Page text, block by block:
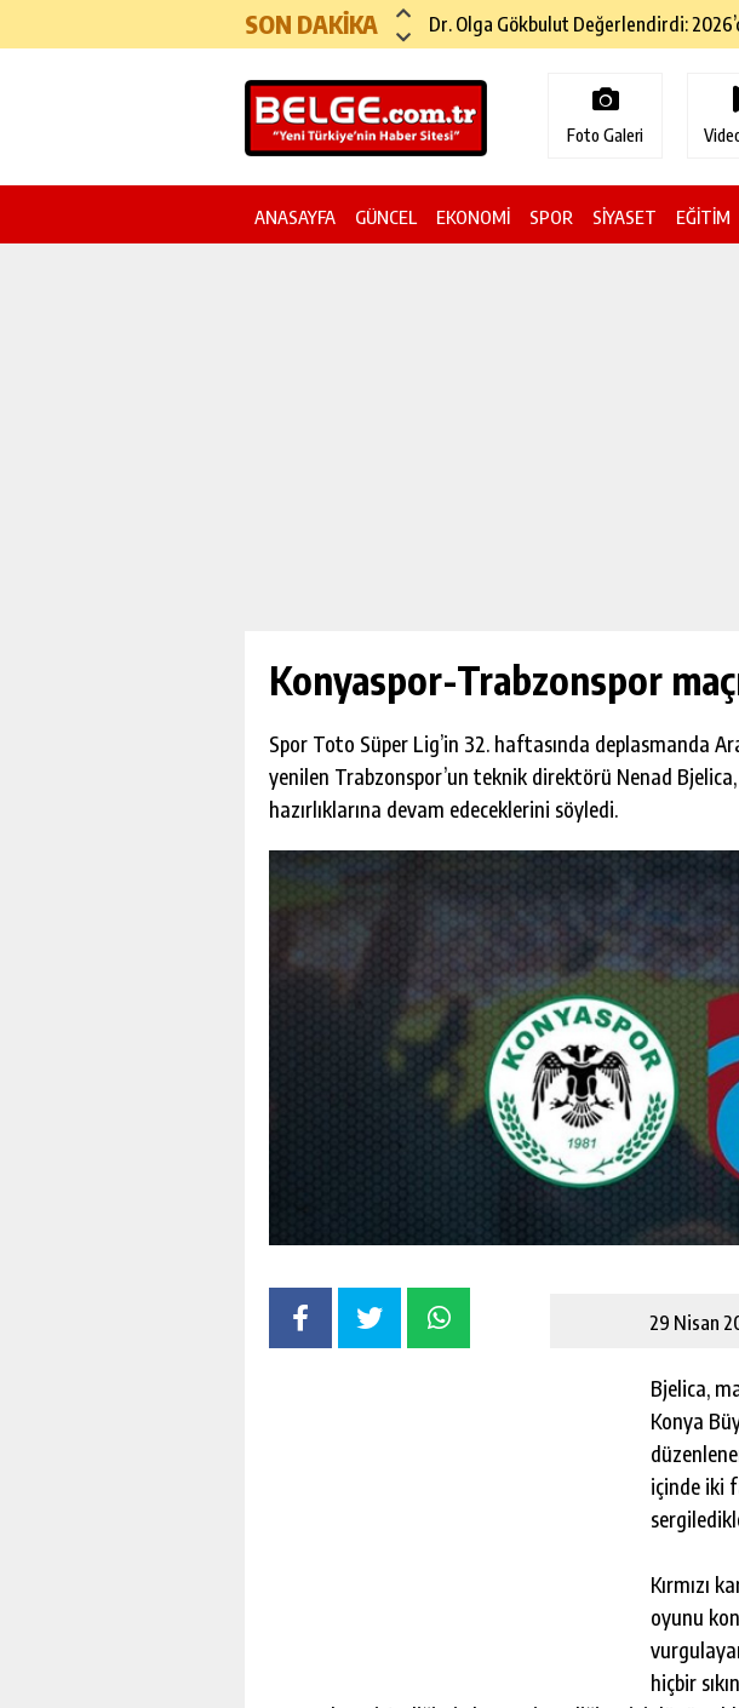
SON DAKİKA Köprü ve Otoyol Geçiş Ücretlerine Zam
Foto Galeri
ANASAYFA GÜNCEL EKONOMİ SPOR SİYASET EĞİTİM
Konyaspor-Trabzonspor
Spor Toto Süper Lig’in 32. haftasında deplasmanda
yenilen Trabzonspor’un teknik direktörü Nenad Bjelica,
hazırlıklarına devam edeceklerini söyledi.
29 Nisan
Bjelica,
Konya
içinde iki
Kırmızı
oyunu
hiçbir